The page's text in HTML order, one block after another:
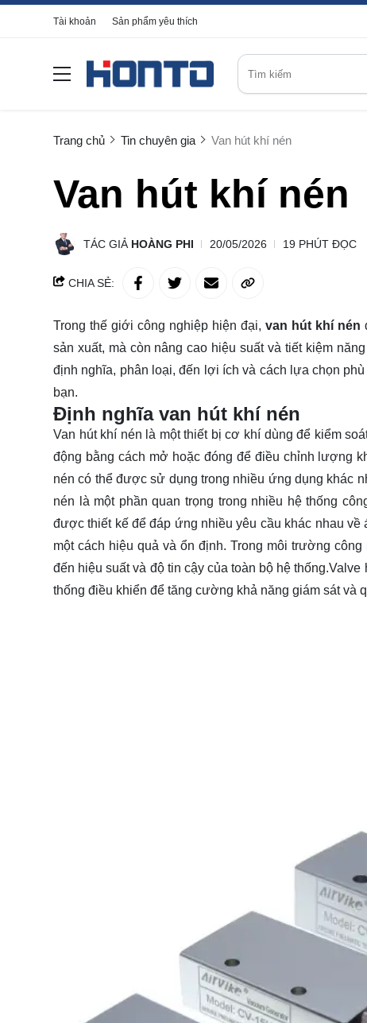
Tài khoản Sản phẩm yêu thích
Trang chủ Tin chuyên gia Van hút khí nén
Van hút khí nén
TÁC GIẢ HOÀNG PHI 20/05/2026 19 PHÚT ĐỌC
CHIA SẺ:
Trong thế giới công nghiệp hiện đại,van hút khí nén
sản xuất, mà còn nâng cao hiệu suất và tiết kiệm
định nghĩa, phân loại, đến lợi ích và cách lựa chọn
bạn.
Định nghĩa van hút khí nén
Van hút khí nén là một thiết bị cơ khí dùng để kiểm
động bằng cách mở hoặc đóng để điều chỉnh lượng
nén có thể được sử dụng trong nhiều ứng dụng khác
nén là một phần quan trọng trong nhiều hệ thống
được thiết kế để đáp ứng nhiều yêu cầu khác nhau
một cách hiệu quả và ổn định. Trong môi trường
đến hiệu suất và độ tin cậy của toàn bộ hệ
thống điều khiển để tăng cường khả năng giám sát và